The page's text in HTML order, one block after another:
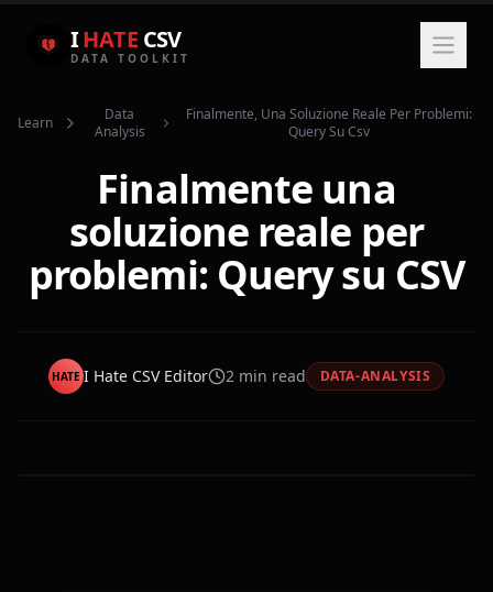
IHATE CSV
DATA TOOLKIT
Learn
Data
Analysis
Finalmente, Una Soluzione Reale Per Problemi:
Query Su Csv
Finalmente una
soluzione reale per
problemi: Query su CSV
HATE I Hate CSV Editor 2min read DATA-ANALYSIS